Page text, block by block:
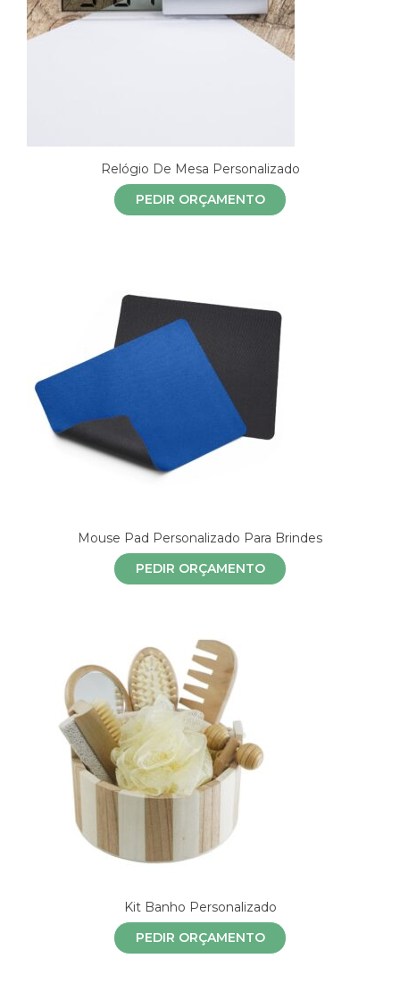
Relógio De Mesa Personalizado
PEDIR ORÇAMENTO
Mouse Pad Personalizado Para Brindes
PEDIR ORÇAMENTO
Kit Banho Personalizado
PEDIR ORÇAMENTO